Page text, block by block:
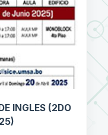
INGLES (2DO